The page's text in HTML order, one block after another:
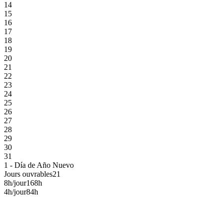
14
15
16
17
18
19
20
21
22
23
24
25
26
27
28
29
30
31
1 - Día de Año Nuevo
Jours ouvrables21
8h/jour168h
4h/jour84h